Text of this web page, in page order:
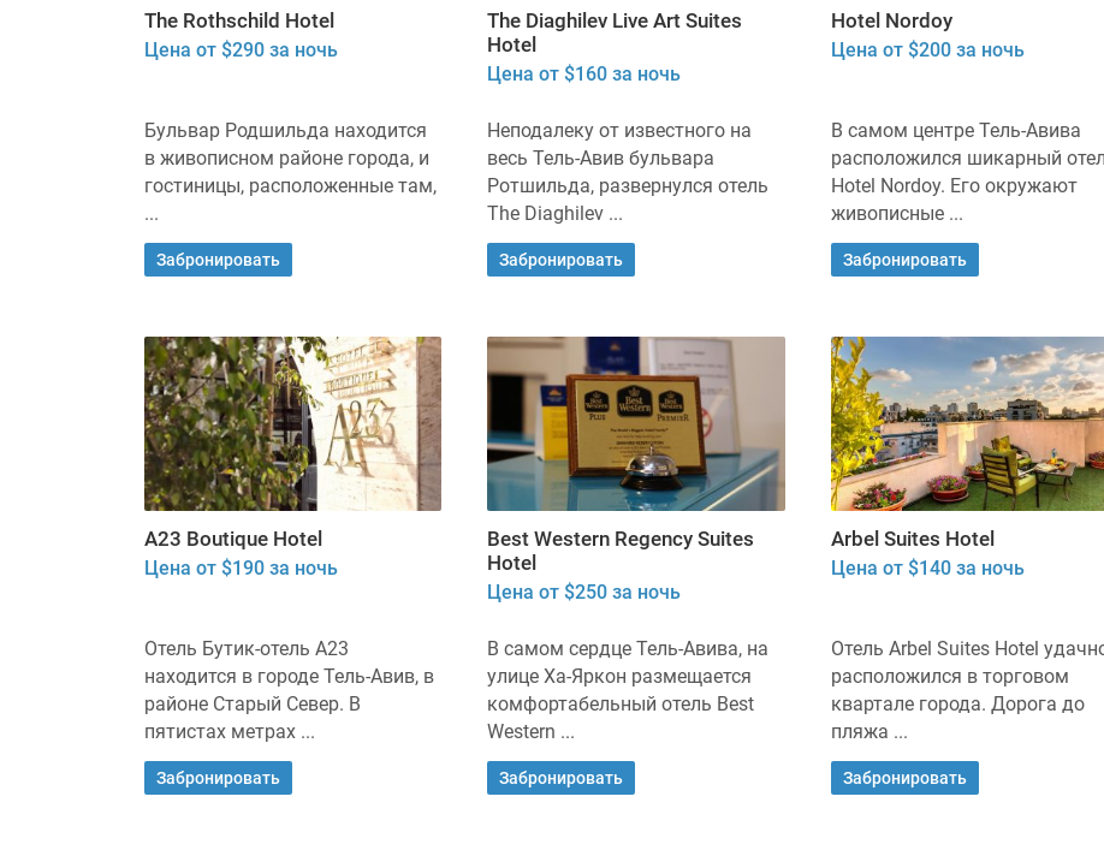
The Rothschild Hotel
Цена от $290 за ночь
Бульвар Родшильда находится
в живописном районе города, и
гостиницы, расположенные там,
...
Забронировать
The Diaghilev Live Art Suites
Hotel
Цена от $160 за ночь
Неподалеку от известного на
весь Тель-Авив бульвара
Ротшильда, развернулся отель
The Diaghilev ...
Забронировать
Hotel Nordoy
Цена от $200 за ночь
В самом центре Тель-Авива
расположился шикарный
Hotel Nordoy. Его окружают
живописные ...
Забронировать
A23 Boutique Hotel
Цена от $190 за ночь
Отель Бутик-отель А23
находится в городе Тель-Авив, в
районе Старый Север. В
пятистах метрах ...
Забронировать
Best Western Regency Suites
Hotel
Цена от $250 за ночь
В самом сердце Тель-Авива, на
улице Ха-Яркон размещается
комфортабельный отель Best
Western ...
Забронировать
Arbel Suites Hotel
Цена от $140 за ночь
Отель Arbel Suites Hotel
расположился в торговом
квартале города. Дорога до
пляжа ...
Забронировать